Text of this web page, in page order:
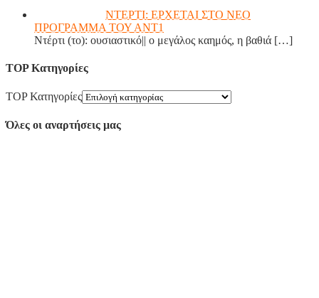
ΝΤΕΡΤΙ: ΕΡΧΕΤΑΙ ΣΤΟ ΝΕΟ
ΠΡΟΓΡΑΜΜΑ ΤΟΥ ΑΝΤ1
Ντέρτι (το): ουσιαστικό|| ο μεγάλος καημός, η βαθιά […]
TOP Κατηγορίες
TOP Κατηγορίες
Όλες οι αναρτήσεις μας